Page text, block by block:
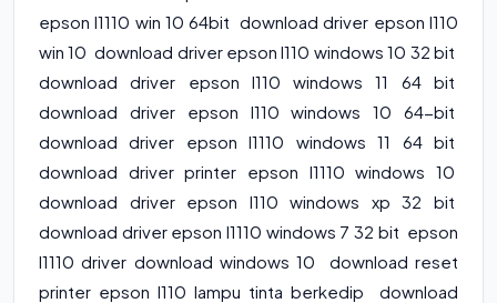
epson l1110 win 10 64bit download driver epson l110
win 10 download driver epson l110 windows 10 32 bit
download driver epson l110 windows 11 64 bit
download driver epson l110 windows 10 64-bit
download driver epson l1110 windows 11 64 bit
download driver printer epson l1110 windows 10
download driver epson l110 windows xp 32 bit
download driver epson l1110 windows 7 32 bit epson
l1110 driver download windows 10 download reset
printer epson l110 lampu tinta berkedip download